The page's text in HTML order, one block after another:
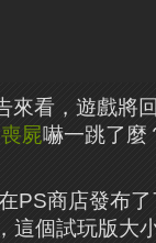
來看，遊戲將
喪屍嚇一跳了麼
PS商店發布
這個試玩版大